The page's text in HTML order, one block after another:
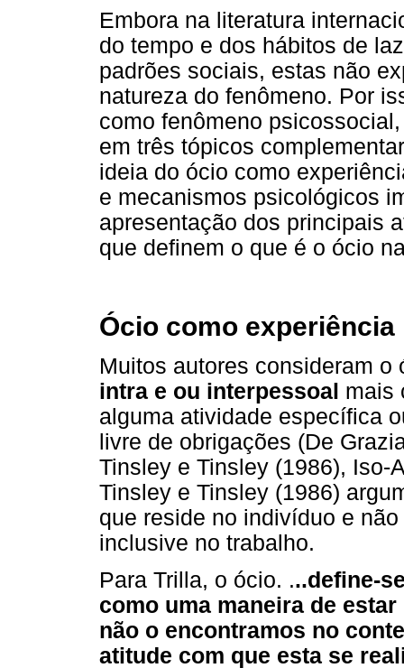
Embora na literatura
do tempo e dos hábitos de
padrões sociais, estas não
natureza do fenômeno. Por
como fenômeno
em três tópicos
ideia do ócio como
e mecanismos psicológicos
apresentação dos principais
que definem o que é o ócio
Ócio como
Muitos autores consideram
intra e ou interpessoal mais
alguma atividade específica
livre de obrigações (De
Tinsley e Tinsley (1986), Iso-
Tinsley e Tinsley (1986)
que reside no indivíduo e
inclusive no trabalho.
Para Trilla, o ócio. ...define-
como uma maneira de
não o encontramos no
atitude com que esta se